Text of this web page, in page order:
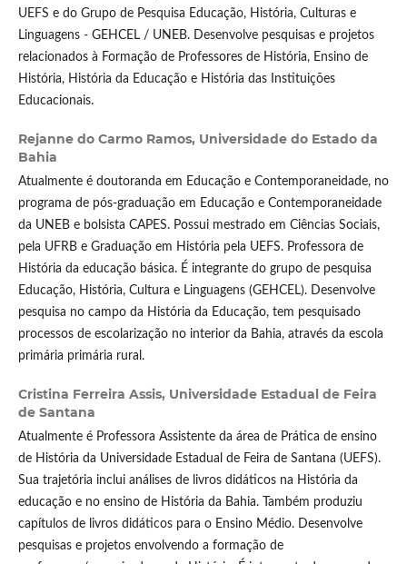
UEFS e do Grupo de Pesquisa Educação, História, Culturas e
Linguagens - GEHCEL / UNEB. Desenvolve pesquisas e projetos
relacionados à Formação de Professores de História, Ensino de
História, História da Educação e História das Instituições
Educacionais.
Rejanne do Carmo Ramos, Universidade do Estado da
Bahia
Atualmente é doutoranda em Educação e Contemporaneidade, no
programa de pós-graduação em Educação e Contemporaneidade
da UNEB e bolsista CAPES. Possui mestrado em Ciências Sociais,
pela UFRB e Graduação em História pela UEFS. Professora de
História da educação básica. É integrante do grupo de pesquisa
Educação, História, Cultura e Linguagens (GEHCEL). Desenvolve
pesquisa no campo da História da Educação, tem pesquisado
processos de escolarização no interior da Bahia, através da escola
primária primária rural.
Cristina Ferreira Assis, Universidade Estadual de Feira
de Santana
Atualmente é Professora Assistente da área de Prática de ensino
de História da Universidade Estadual de Feira de Santana (UEFS).
Sua trajetória inclui análises de livros didáticos na História da
educação e no ensino de História da Bahia. Também produziu
capítulos de livros didáticos para o Ensino Médio. Desenvolve
pesquisas e projetos envolvendo a formação de